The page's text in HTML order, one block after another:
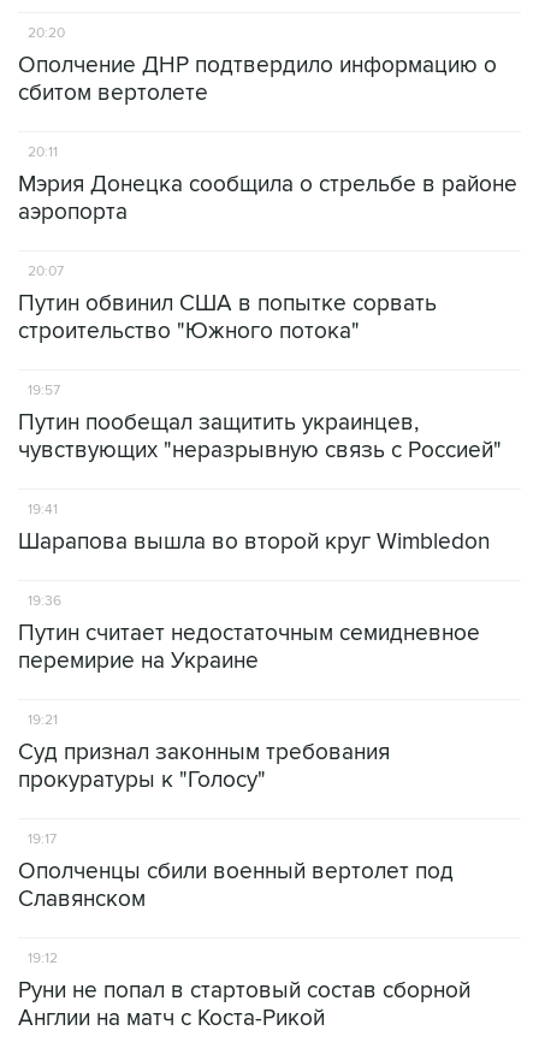
20:20
Ополчение ДНР подтвердило информацию о
сбитом вертолете
20:11
Мэрия Донецка сообщила о стрельбе в районе
аэропорта
20:07
Путин обвинил США в попытке сорвать
строительство "Южного потока"
19:57
Путин пообещал защитить украинцев,
чувствующих "неразрывную связь с Россией"
19:41
Шарапова вышла во второй круг Wimbledon
19:36
Путин считает недостаточным семидневное
перемирие на Украине
19:21
Суд признал законным требования
прокуратуры к "Голосу"
19:17
Ополченцы сбили военный вертолет под
Славянском
19:12
Руни не попал в стартовый состав сборной
Англии на матч с Коста-Рикой